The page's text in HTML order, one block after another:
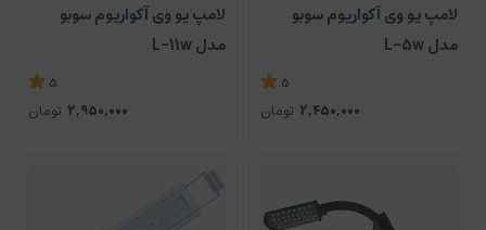
لامپ یو وی آکواریوم سوبو
مدل L-5w
5
2,450,000 تومان
لامپ یو وی آکواریوم سوبو
مدل L-11w
5
2,950,000 تومان